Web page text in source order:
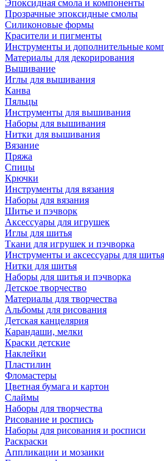
Эпоксидная смола и компоненты
Прозрачные эпоксидные смолы
Силиконовые формы
Красители и пигменты
Инструменты и дополнительные
Материалы для декорирования
Вышивание
Иглы для вышивания
Канва
Пяльцы
Инструменты для вышивания
Наборы для вышивания
Нитки для вышивания
Вязание
Пряжа
Спицы
Крючки
Инструменты для вязания
Наборы для вязания
Шитье и пэчворк
Аксессуары для игрушек
Иглы для шитья
Ткани для игрушек и пэчворка
Инструменты и аксессуары для шитья
Нитки для шитья
Наборы для шитья и пэчворка
Детское творчество
Материалы для творчества
Альбомы для рисования
Детская канцелярия
Карандаши, мелки
Краски детские
Наклейки
Пластилин
Фломастеры
Цветная бумага и картон
Слаймы
Наборы для творчества
Рисование и роспись
Наборы для рисования и росписи
Раскраски
Аппликации и мозаики